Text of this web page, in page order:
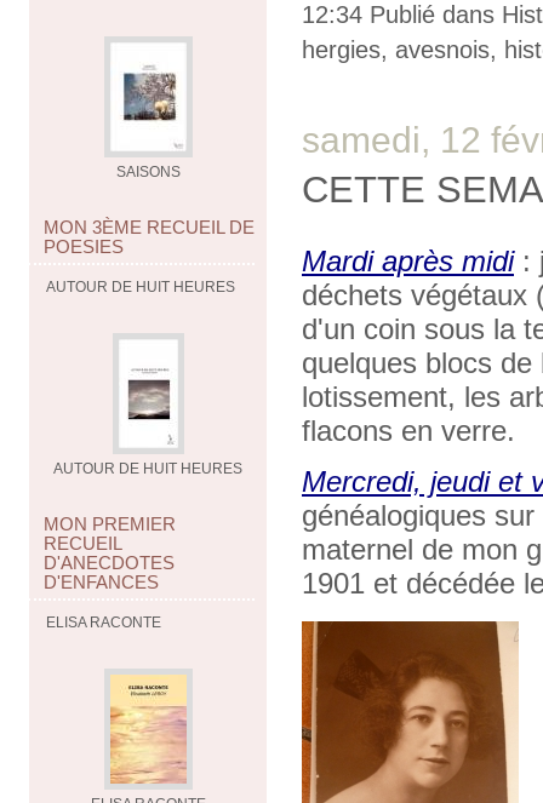
SAISONS
MON 3ÈME RECUEIL DE
POESIES
AUTOUR DE HUIT HEURES
AUTOUR DE HUIT HEURES
MON PREMIER
RECUEIL
D'ANECDOTES
D'ENFANCES
ELISA RACONTE
12:34 Publié dans
hergies, avesnois,
samedi, 12
CETTE
Mardi après midi :
déchets végétaux
d'un coin sous la
quelques blocs
lotissement, les
flacons en verre.
Mercredi, jeudi et
généalogiques
maternel de mon
1901 et décédée